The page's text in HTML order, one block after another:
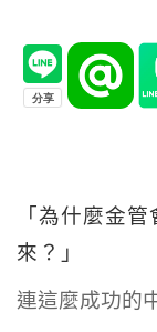
「為什麼金
來？」
連這麼成功的